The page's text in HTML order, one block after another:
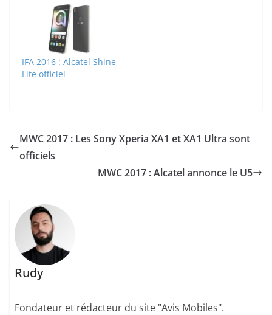
IFA 2016 : Alcatel Shine
Lite officiel
MWC 2017 : Les Sony Xperia XA1 et XA1 Ultra sont
officiels
MWC 2017 : Alcatel annonce le U5
Rudy
Fondateur et rédacteur du site "Avis Mobiles".